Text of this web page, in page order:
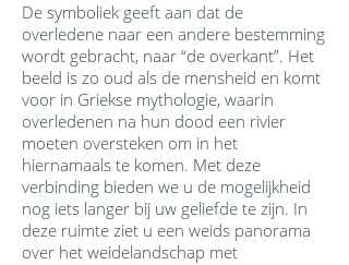
De symboliek geeft aan dat de
overledene naar een andere bestemming
wordt gebracht, naar “de overkant”. Het
beeld is zo oud als de mensheid en komt
voor in Griekse mythologie, waarin
overledenen na hun dood een rivier
moeten oversteken om in het
hiernamaals te komen. Met deze
verbinding bieden we u de mogelijkheid
nog iets langer bij uw geliefde te zijn. In
deze ruimte ziet u een weids panorama
over het weidelandschap met